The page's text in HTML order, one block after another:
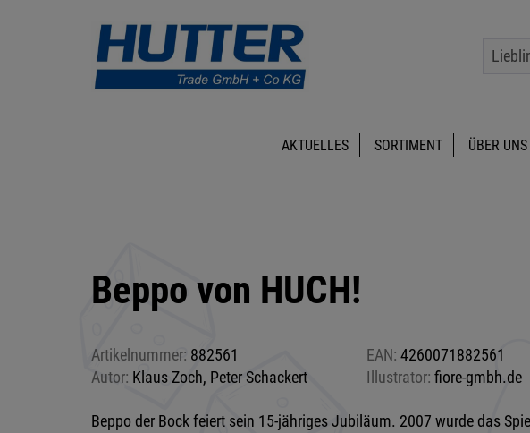
AKTUELLES SORTIMENT ÜBER UNS
Beppo von HUCH!
Artikelnummer: 882561 EAN: 4260071882561
Autor: Klaus Zoch, Peter Schackert Illustrator: fiore-gmbh.de
Beppo der Bock feiert sein 15-jähriges Jubiläum. 2007 wurde das